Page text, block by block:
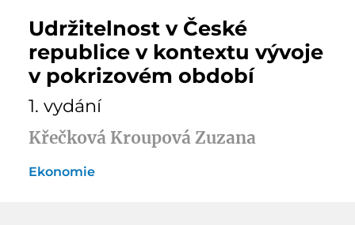
Udržitelnost v České
republice v kontextu vývoje
v pokrizovém období
1. vydání
Křečková Kroupová Zuzana
Ekonomie